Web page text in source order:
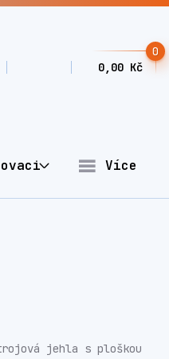
0
0,00 Kč
Více
jehla s ploškou